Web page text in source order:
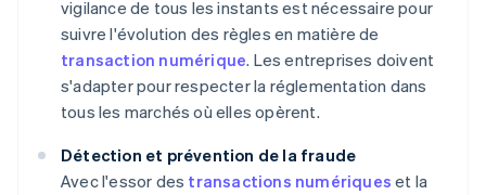
vigilance de tous les instants est nécessaire pour
suivre l'évolution des règles en matière de
transaction numérique. Les entreprises doivent
s'adapter pour respecter la réglementation dans
tous les marchés où elles opèrent.
Détection et prévention de la fraude
Avec l'essor des transactions numériques et la